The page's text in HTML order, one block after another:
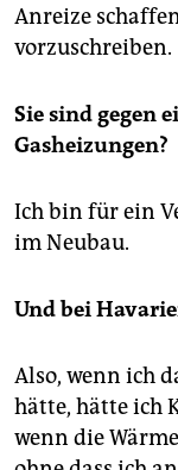
Anreize
vorzuschreiben.
Sie sind gegen
Gasheizungen?
Ich bin für ein
im Neubau.
Und bei
Also, wenn ich
hätte, hätte ich
wenn die